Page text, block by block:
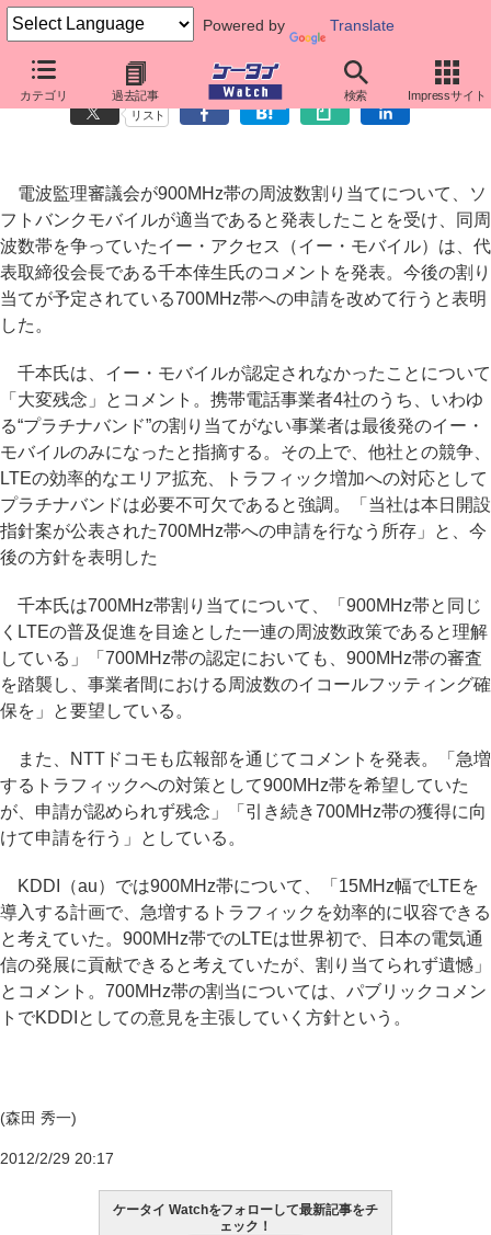
Powered by Translate
カテゴリ 過去記事 検索 Impressサイト
900MHz帯割り当てでイー・モバイル千本会長がコメント発表
リスト
電波監理審議会が900MHz帯の周波数割り当てについて、ソ
フトバンクモバイルが適当であると発表したことを受け、同周
波数帯を争っていたイー・アクセス（イー・モバイル）は、代
表取締役会長である千本倖生氏のコメントを発表。今後の割り
当てが予定されている700MHz帯への申請を改めて行うと表明
した。
千本氏は、イー・モバイルが認定されなかったことについて
「大変残念」とコメント。携帯電話事業者4社のうち、いわゆ
る“プラチナバンド”の割り当てがない事業者は最後発のイー・
モバイルのみになったと指摘する。その上で、他社との競争、
LTEの効率的なエリア拡充、トラフィック増加への対応として
プラチナバンドは必要不可欠であると強調。「当社は本日開設
指針案が公表された700MHz帯への申請を行なう所存」と、今
後の方針を表明した
千本氏は700MHz帯割り当てについて、「900MHz帯と同じ
くLTEの普及促進を目途とした一連の周波数政策であると理解
している」「700MHz帯の認定においても、900MHz帯の審査
を踏襲し、事業者間における周波数のイコールフッティング確
保を」と要望している。
また、NTTドコモも広報部を通じてコメントを発表。「急増
するトラフィックへの対策として900MHz帯を希望していた
が、申請が認められず残念」「引き続き700MHz帯の獲得に向
けて申請を行う」としている。
KDDI（au）では900MHz帯について、「15MHz幅でLTEを
導入する計画で、急増するトラフィックを効率的に収容できる
と考えていた。900MHz帯でのLTEは世界初で、日本の電気通
信の発展に貢献できると考えていたが、割り当てられず遺憾」
とコメント。700MHz帯の割当については、パブリックコメン
トでKDDIとしての意見を主張していく方針という。
(森田 秀一)
2012/2/29 20:17
ケータイ Watchをフォローして最新記事をチ
ェック！